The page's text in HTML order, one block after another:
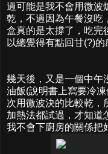
過可能是我不會用微波
乾，不過因為午餐沒吃
盒真的是太撐了，吃完
以總覺得有點回甘(?)的
幾天後，又是一個中午
油飯(說明書上寫要冷
次用微波決的比較乾，
加熱法都試過，才知道
我不會下廚房的關係把